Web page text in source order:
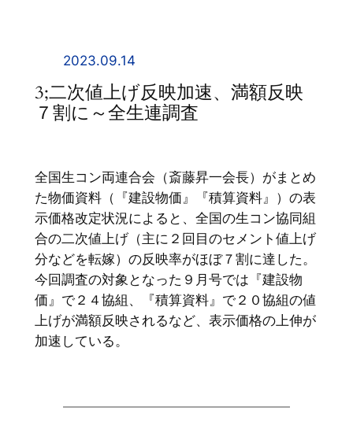
2023.09.14
3;二次値上げ反映加速、満額反映
７割に～全生連調査
全国生コン両連合会（斎藤昇一会長）がまとめ
た物価資料（『建設物価』『積算資料』）の表
示価格改定状況によると、全国の生コン協同組
合の二次値上げ（主に２回目のセメント値上げ
分などを転嫁）の反映率がほぼ７割に達した。
今回調査の対象となった９月号では『建設物
価』で２４協組、『積算資料』で２０協組の値
上げが満額反映されるなど、表示価格の上伸が
加速している。